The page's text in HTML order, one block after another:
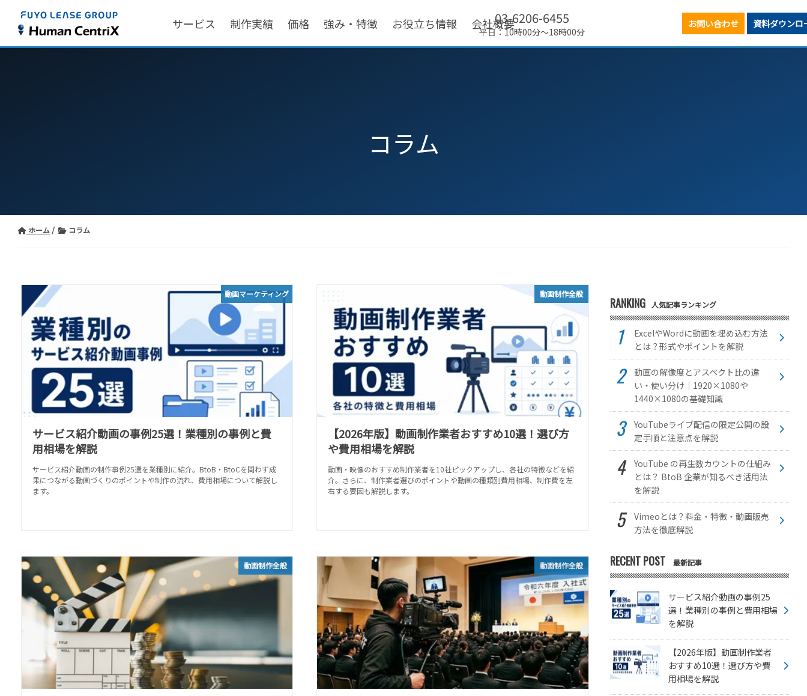
サービス 制作実績 価格 強み・特徴 お役立ち情報 会社概要03-6206-6455
平日：10時00分～18時00分
お問い合わせ 資料ダウンロ
コラム
ホーム コラム
動画マーケティング
サービス紹介動画の事例25選！業種別の事例と費
用相場を解説
サービス紹介動画の制作事例25選を業種別に紹介。BtoB・BtoCを問わず成
果につながる動画づくりのポイントや制作の流れ、費用相場について解説し
ます。
動画制作全般
【2026年版】動画制作業者おすすめ10選！選び方
や費用相場を解説
動画・映像のおすすめ制作業者を10社ピックアップし、各社の特徴などを紹
介。さらに、制作業者選びのポイントや動画の種類別費用相場、制作費を左
右する要因も解説します。
動画制作全般 動画制作全般
RANKING 人気記事ランキング
ExcelやWordに動画を埋め込む方法
とは？形式やポイントを解説
動画の解像度とアスペクト比の違
い・使い分け｜1920×1080や
1440×1080の基礎知識
YouTubeライブ配信の限定公開の設
定手順と注意点を解説
YouTube の再生数カウントの仕組み
とは？ BtoB 企業が知るべき活用法
を解説
Vimeoとは？料金・特徴・動画販売
方法を徹底解説
RECENT POST 最新記事
サービス紹介動画の事例25
選！業種別の事例と費用相場
を解説
【2026年版】動画制作業者
おすすめ10選！選び方や費
用相場を解説